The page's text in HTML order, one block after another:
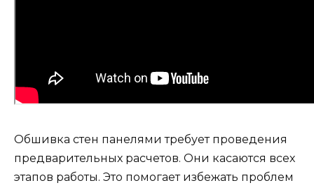
Обшивка стен панелями требует проведения
предварительных расчетов. Они касаются всех
этапов работы. Это помогает избежать проблем